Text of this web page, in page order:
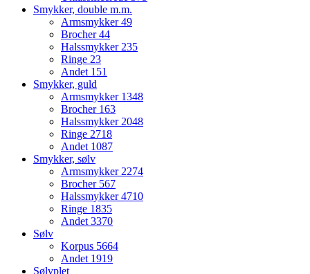
Smykker, double m.m.
Armsmykker49
Brocher44
Halssmykker 235
Ringe 23
Andet 151
Smykker, guld
Armsmykker 1348
Brocher 163
Halssmykker 2048
Ringe 2718
Andet 1087
Smykker, sølv
Armsmykker 2274
Brocher 567
Halssmykker4710
Ringe 1835
Andet 3370
Sølv
Korpus 5664
Andet 1919
Sølvplet